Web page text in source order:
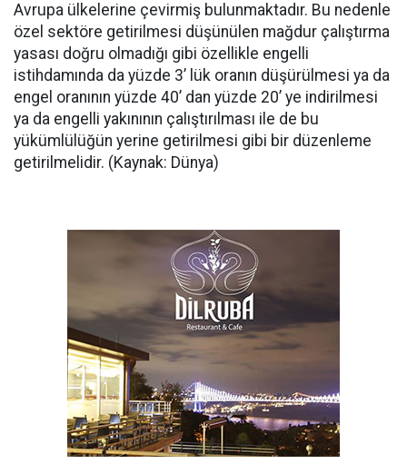
Avrupa ülkelerine çevirmiş bulunmaktadır. Bu nedenle
özel sektöre getirilmesi düşünülen mağdur çalıştırma
yasası doğru olmadığı gibi özellikle engelli
istihdamında da yüzde 3’ lük oranın düşürülmesi ya da
engel oranının yüzde 40’ dan yüzde 20’ ye indirilmesi
ya da engelli yakınının çalıştırılması ile de bu
yükümlülüğün yerine getirilmesi gibi bir düzenleme
getirilmelidir. (Kaynak: Dünya)